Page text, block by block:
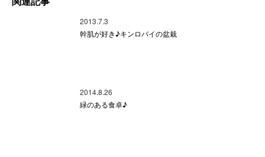
2013.7.3
幹肌が好き♪キンロバイの盆栽
2014.8.26
緑のある食卓♪